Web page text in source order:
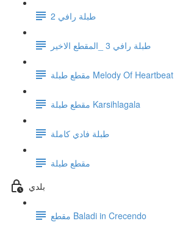
طبلة رافي 2
طبلة رافي 3 _المقطع الاخير
مقطع طبلة Melody Of Heartbeat
مقطع طبلة Karsihlagala
طبلة فادي كاملة
مقطع طبلة
بلدي
مقطع Baladi in Crecendo